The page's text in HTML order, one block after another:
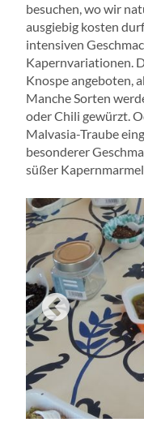
besuchen, wo wir
ausgiebig kosten
intensiven
Kapernvariationen.
Knospe angeboten,
Manche Sorten
oder Chili gewürzt.
Malvasia-Traube
besonderer
süßer